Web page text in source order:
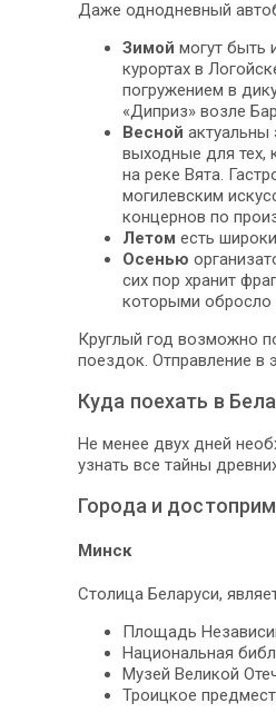
Даже однодневный
Зимой могут быть
курортах в
погружением в
«Диприз» возле
Весной актуальны
выходные для тех,
на реке Вята.
могилевским
концернов по
Летом есть
Осенью
сих пор хранит
которыми обросло
Круглый год возможно
поездок. Отправление в
Куда поехать в
Не менее двух дней
узнать все тайны
Города и
Минск
Столица Беларуси,
Площадь
Национальная
Музей Великой
Троицкое